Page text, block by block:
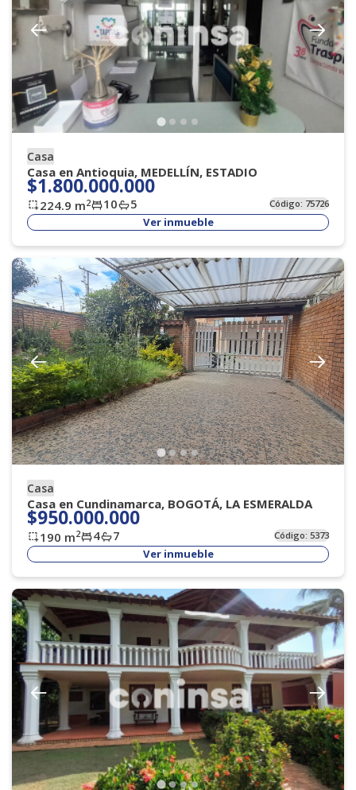
Casa
Casa en Antioquia, MEDELLÍN, ESTADIO
$1.800.000.000
224.9 m2 10 5 Código: 75726
Ver inmueble
Casa
Casa en Cundinamarca, BOGOTÁ, LA ESMERALDA
$950.000.000
190 m2 4 7 Código: 5373
Ver inmueble